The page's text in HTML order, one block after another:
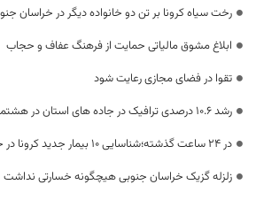
رخت سیاه کرونا بر تن دو خانواده دیگر در خراسان
ابلاغ مشوق مالیاتی حمایت از فرهنگ عفاف و حجاب
تقوا در فضای مجازی رعایت شود
رشد 10.6 درصدی ترافیک در جاده های استان در هشتمین روز از طرح نوروزی 97
در 24 ساعت گذشته؛شناسایی 10 بیمار جدید کرونا در خراسان جنوبی
زلزله گزیک خراسان جنوبی هیچگونه خسارتی نداشت